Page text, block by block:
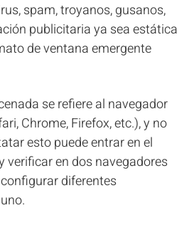
spam, troyanos, gusanos,
publicitaria ya sea estática
de ventana emergente
se refiere al navegador
Chrome, Firefox, etc.), y no
esto puede entrar en el
verificar en dos navegadores
diferentes